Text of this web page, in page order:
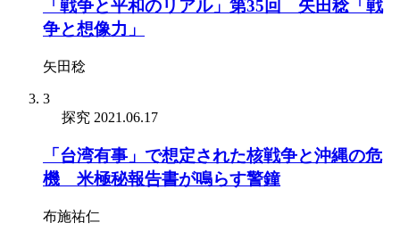
「戦争と平和のリアル」第35回 矢田稔「戦
争と想像力」
矢田稔
3
探究 2021.06.17
「台湾有事」で想定された核戦争と沖縄の危
機 米極秘報告書が鳴らす警鐘
布施祐仁